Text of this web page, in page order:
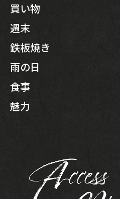
買い物
週末
鉄板焼き
雨の日
食事
魅力